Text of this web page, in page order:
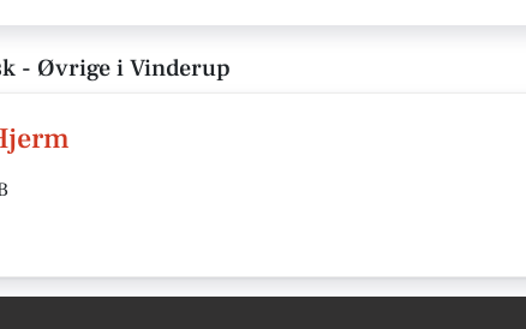
- Øvrige i Vinderup